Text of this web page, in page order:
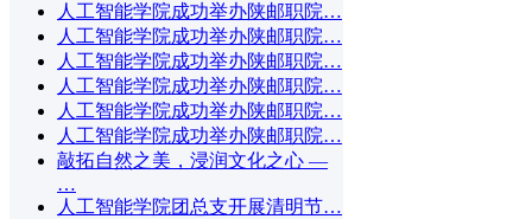
人工智能学院成功举办陕邮职院…
人工智能学院成功举办陕邮职院…
人工智能学院成功举办陕邮职院…
人工智能学院成功举办陕邮职院…
人工智能学院成功举办陕邮职院…
人工智能学院成功举办陕邮职院…
敲拓自然之美，浸润文化之心 —
…
人工智能学院团总支开展清明节…